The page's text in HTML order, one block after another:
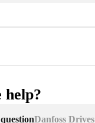
help?
Danfoss Drives